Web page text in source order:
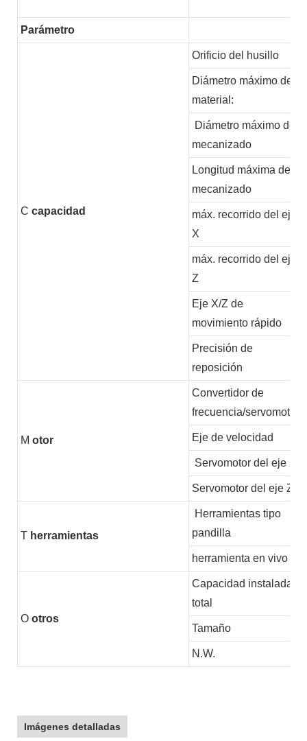
Parámetro
C capacidad
Orificio del husillo
Diámetro máximo del
material:
Diámetro máximo de
mecanizado
Longitud máxima de
mecanizado
máx. recorrido del eje
X
máx. recorrido del eje
Z
Eje X/Z de
movimiento rápido
Precisión de
reposición
M otor
Convertidor de
frecuencia/servomotor
Eje de velocidad
Servomotor del eje X
Servomotor del eje Z
T herramientas
Herramientas tipo
pandilla
herramienta en vivo
O otros
Capacidad instalada
total
Tamaño
N.W.
Imágenes detalladas